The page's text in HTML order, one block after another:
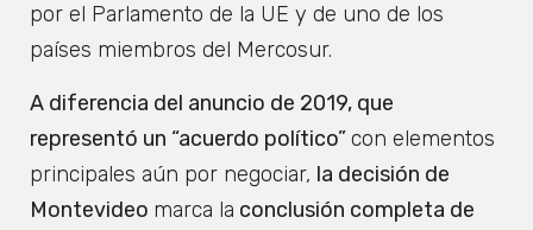
por el Parlamento de la UE y de uno de los
países miembros del Mercosur.
A diferencia del anuncio de 2019, que
representó un “acuerdo político”con elementos
principales aún por negociar, la decisión de
Montevideo marca la conclusión completa de